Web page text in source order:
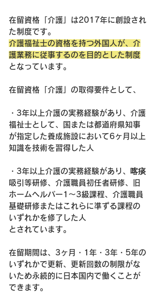
在留資格「介護」は2017年に創設され
た制度です。
介護福祉士の資格を持つ外国人が、介
護業務に従事するのを目的とした制度
となっています。
在留資格「介護」の取得要件として、
・3年以上介護の実務経験があり、介護
福祉士として、国または都道府県知事
が指定した養成施設において6ヶ月以上
知識を技術を習得した人
・3年以上介護の実務経験があり、喀痰
吸引等研修、介護職員初任者研修、旧
ホームヘルパー1〜3級課程、介護職員
基礎研修またはこれらに準ずる課程の
いずれかを修了した人
とされています。
在留期間は、3ヶ月・1年・3年・5年の
いずれかで更新、更新回数の制限がな
いため永続的に日本国内で働くことが
できます。